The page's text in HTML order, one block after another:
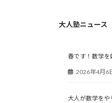
大人塾ニュース
春です！数学を
2026年4月6
大人が数学を